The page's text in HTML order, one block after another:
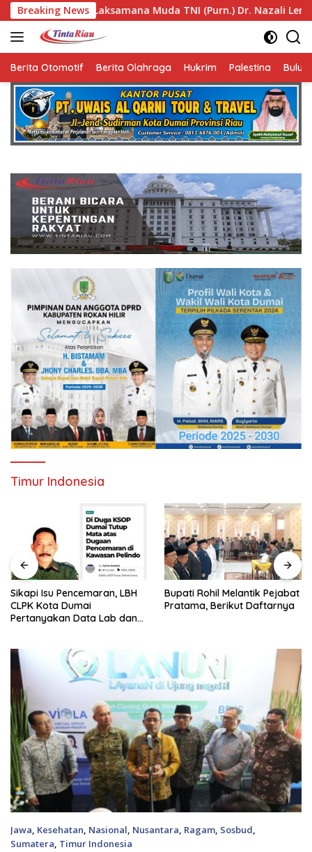
Langsung
ke
konten
Breaking NewsMuda TNI (Purn.) Dr. Nazali Lempo Layak
Berita Otomotif Berita Olahraga Hukrim Palestina
Timur Indonesia
Sikapi Isu Pencemaran, LBH
CLPK Kota Dumai
Pertanyakan Data Lab dan
Bupati Rohil Melantik Pejabat
Pratama, Berikut Daftarnya
Jawa, Kesehatan, Nasional, Nusantara, Ragam, Sosbud,
Sumatera, Timur Indonesia